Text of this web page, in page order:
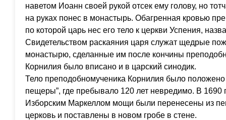
наветом Иоанн своей рукой отсек ему голову, но
на руках понес в монастырь. Обагренная кровью
по которой царь нес его тело к церкви Успения,
Свидетельством раскаяния царя служат щедрые
монастырю, сделанные им после кончины
Корнилия было вписано и в царский синодик.
Тело преподобномученика Корнилия было положено
пещеры”, где пребывало 120 лет невредимо. В 1690
Изборским Маркеллом мощи были перенесены из
церковь и поставлены в новом гробе в стене.